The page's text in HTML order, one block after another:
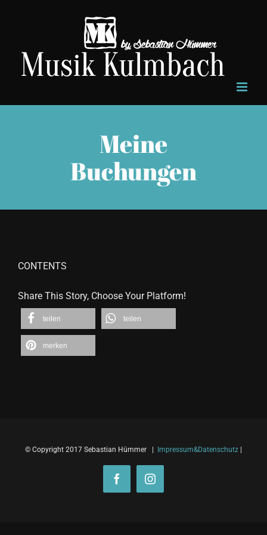
Meine
Buchungen
CONTENTS
Share This Story, Choose Your Platform!
teilen teilen
merken
© Copyright 2017 Sebastian Hümmer | Impressum&Datenschutz
FacebookInstagram